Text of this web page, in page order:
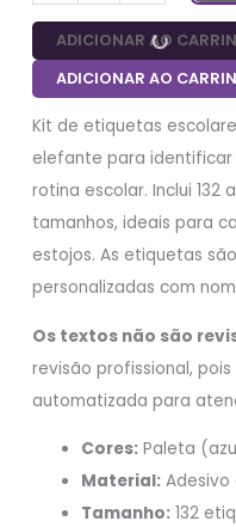
ADICIONAR AO
ADICIONAR AO
Kit de etiquetas
elefante para
rotina escolar. Inclui 132
tamanhos, ideais para
estojos. As etiquetas
personalizadas com
Os textos não são
revisão profissional,
automatizada para
Cores: Paleta
Material: Adesivo
Tamanho: 132